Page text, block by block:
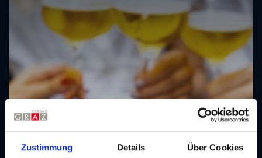
Zustimmung Details Über Cookies